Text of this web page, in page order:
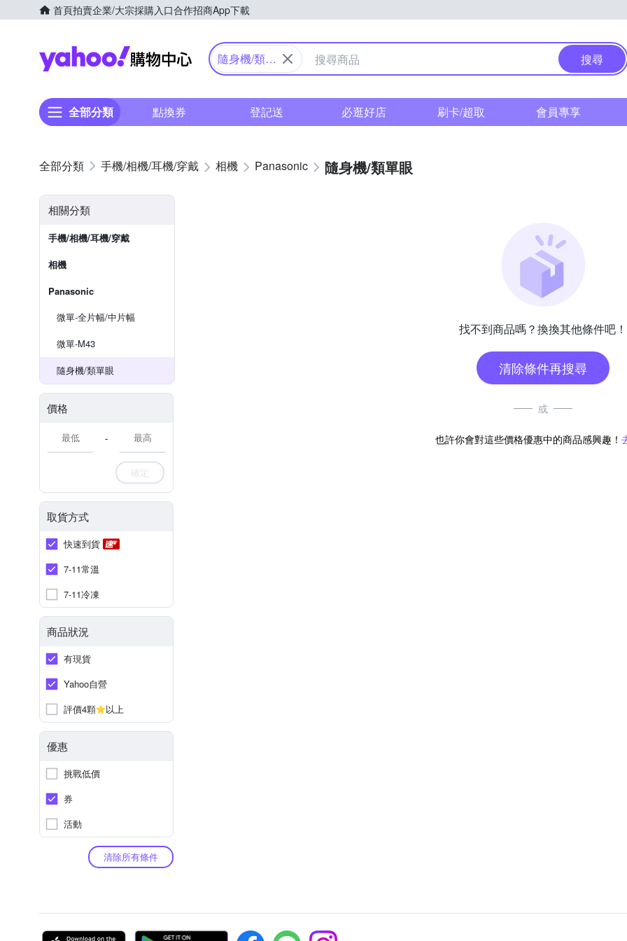
首頁拍賣企業/大宗採購入口合作招商App下載
Yahoo購物中心
隨身機/類單
搜尋
全部分類 點換券 登記送 必逛好店 刷卡/超取 會員專享
手機/相機/耳機/穿戴 相機 Panasonic 隨身機/類單眼
相關分類
手機/相機/耳機/穿戴
相機
Panasonic
微單-全片幅/中片幅
微單-M43
隨身機/類單眼
價格
-
確定
取貨方式
快速到貨
7-11常溫
7-11冷凍
商品狀況
有現貨
Yahoo自營
評價4顆
以上
優惠
挑戰低價
券
活動
清除所有條件
找不到商品嗎？換換其他條件吧！
清除條件再搜尋
或
也許你會對這些價格優惠中的商品感興趣！